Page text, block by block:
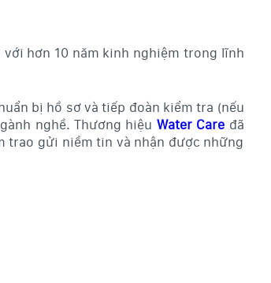
hơn 10 năm kinh nghiệm trong lĩnh
bị hồ sơ và tiếp đoàn kiểm tra (nếu
nghề. Thương hiệu Water Care đã
trao gửi niềm tin và nhận được những